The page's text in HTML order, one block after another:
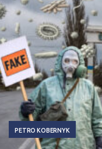
PETRO KOBERNYK